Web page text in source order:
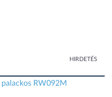
HIRDETÉS
RW092M